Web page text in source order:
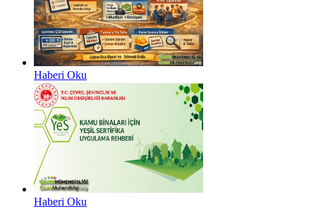
Haberi Oku
Haberi Oku